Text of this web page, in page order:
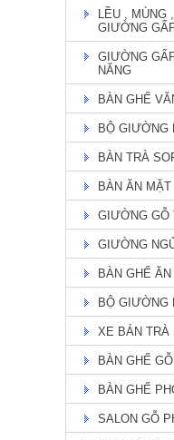
LỀU , MÙNG
GIƯỜNG
GIƯỜNG
NĂNG
BÀN GHẾ
BỘ GIƯỜNG
BÀN TRÀ
BÀN ĂN
GIƯỜNG GỖ
GIƯỜNG
BÀN GHẾ ĂN
BỘ GIƯỜNG
XE BÁN
BÀN GHẾ
BÀN GHẾ
SALON GỖ
BÀN ĂN